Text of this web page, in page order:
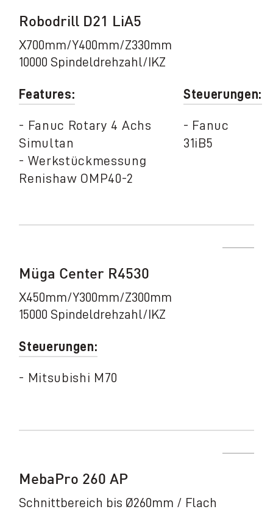
Robodrill D21 LiA5
X700mm/Y400mm/Z330mm
10000 Spindeldrehzahl/IKZ
Features:
- Fanuc Rotary 4 Achs
Simultan
- Werkstückmessung
Renishaw OMP40-2
Steuerungen:
- Fanuc
31iB5
Müga Center R4530
X450mm/Y300mm/Z300mm
15000 Spindeldrehzahl/IKZ
Steuerungen:
- Mitsubishi M70
MebaPro 260 AP
Schnittbereich bis Ø260mm / Flach